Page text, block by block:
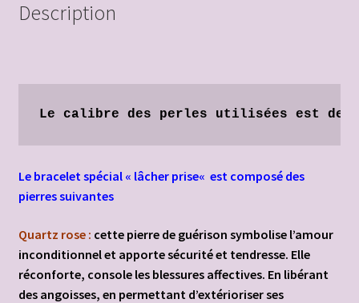
Panier
Politique de cookies
porte-clés Kronenbourg
Produits naturels aloe vera
Validation de la commande
Description
Le calibre des perles utilisées est de
Le bracelet spécial « lâcher prise« est composé des
pierres suivantes
Quartz rose : cette pierre de guérison symbolise l’amour
inconditionnel et apporte sécurité et tendresse. Elle
réconforte, console les blessures affectives. En libérant
des angoisses, en permettant d’extérioriser ses